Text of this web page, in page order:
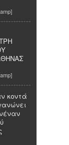
κοντά